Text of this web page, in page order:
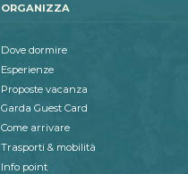
ORGANIZZA
Dove dormire
Esperienze
Proposte vacanza
Garda Guest Card
Come arrivare
Trasporti & mobilità
Info point